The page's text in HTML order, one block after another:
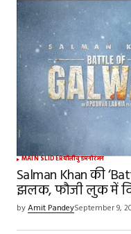
MAIN SLIDERबॉलीवुडमनोरंजन
Salman Khan की
झलक, फौजी लुक में
byAmit PandeySeptember 9,